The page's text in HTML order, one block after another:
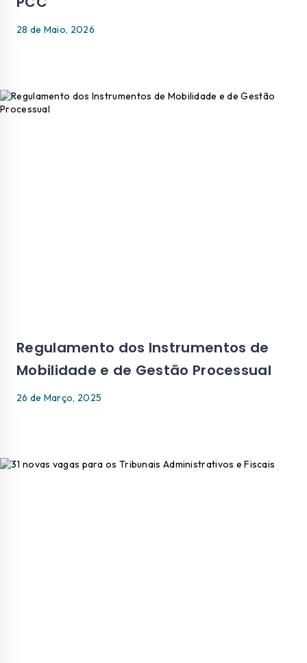
28 de Maio, 2026
Regulamento dos Instrumentos de
Mobilidade e de Gestão Processual
26 de Março, 2025